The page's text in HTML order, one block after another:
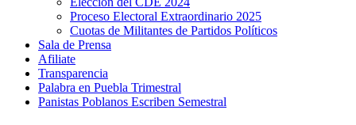
Proceso Electoral Extraordinario 2025
Cuotas de Militantes de Partidos Políticos
Sala de Prensa
Afiliate
Transparencia
Palabra en Puebla Trimestral
Panistas Poblanos Escriben Semestral